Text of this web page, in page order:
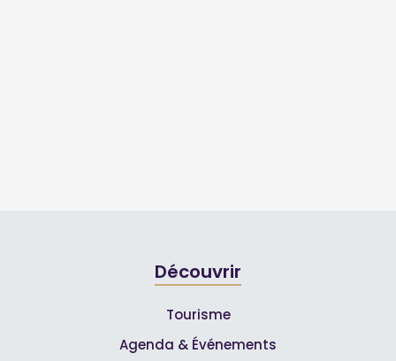
Découvrir
Tourisme
Agenda & Événements